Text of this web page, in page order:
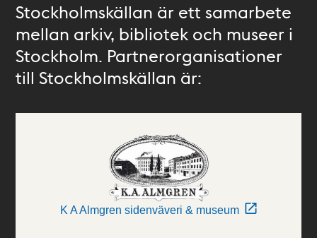
Stockholmskällan är ett samarbete
mellan arkiv, bibliotek och museer i
Stockholm. Partnerorganisationer
till Stockholmskällan är:
K A Almgren sidenväveri & museum